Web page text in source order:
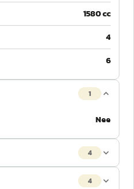
1580 cc
4
6
1
Nee
4
4